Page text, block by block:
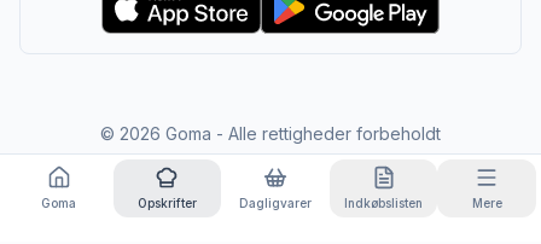
© 2026 Goma - Alle rettigheder forbeholdt
Goma Opskrifter Dagligvarer Indkøbslisten Mere